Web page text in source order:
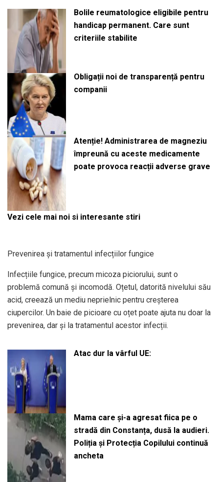
Bolile reumatologice eligibile pentru
handicap permanent. Care sunt
criteriile stabilite
Obligații noi de transparență pentru
companii
Atenție! Administrarea de magneziu
împreună cu aceste medicamente
poate provoca reacții adverse grave
Vezi cele mai noi si interesante stiri
Prevenirea și tratamentul infecțiilor fungice
Infecțiile fungice, precum micoza piciorului, sunt o
problemă comună și incomodă. Oțetul, datorită nivelului său
acid, creează un mediu neprielnic pentru creșterea
ciupercilor. Un baie de picioare cu oțet poate ajuta nu doar la
prevenirea, dar și la tratamentul acestor infecții.
Atac dur la vârful UE:
Mama care și-a agresat fiica pe o
stradă din Constanța, dusă la audieri.
Poliția și Protecția Copilului continuă
ancheta